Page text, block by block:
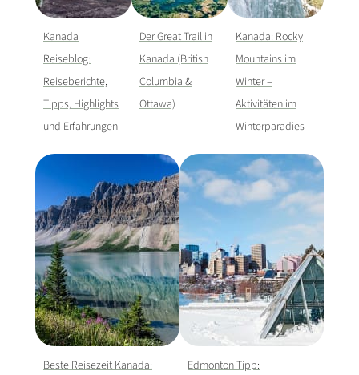
Kanada
Reiseblog:
Reiseberichte,
Tipps, Highlights
und Erfahrungen
Der Great Trail in
Kanada (British
Columbia &
Ottawa)
Kanada: Rocky
Mountains im
Winter –
Aktivitäten im
Winterparadies
Beste Reisezeit Kanada:
Edmonton Tipp: